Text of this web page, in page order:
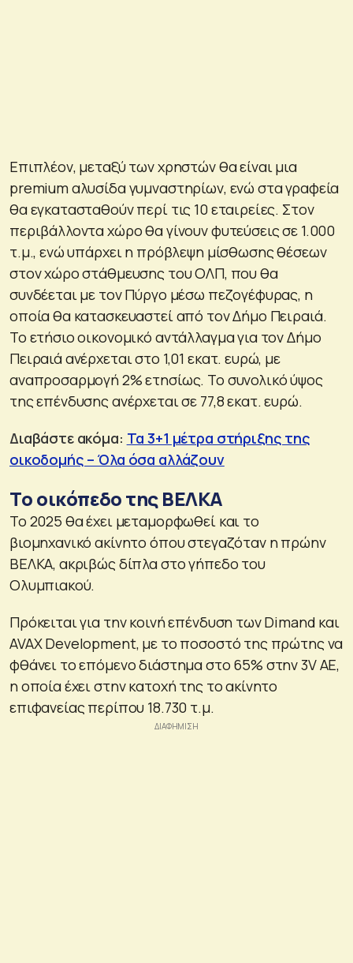
Επιπλέον, μεταξύ των χρηστών θα είναι μια
premium αλυσίδα γυμναστηρίων, ενώ στα γραφεία
θα εγκατασταθούν περί τις 10 εταιρείες. Στον
περιβάλλοντα χώρο θα γίνουν φυτεύσεις σε 1.000
τ.μ., ενώ υπάρχει η πρόβλεψη μίσθωσης θέσεων
στον χώρο στάθμευσης του OΛΠ, που θα
συνδέεται με τον Πύργο μέσω πεζογέφυρας, η
οποία θα κατασκευαστεί από τον Δήμο Πειραιά.
Το ετήσιο οικονομικό αντάλλαγμα για τον Δήμο
Πειραιά ανέρχεται στο 1,01 εκατ. ευρώ, με
αναπροσαρμογή 2% ετησίως. Το συνολικό ύψος
της επένδυσης ανέρχεται σε 77,8 εκατ. ευρώ.
Διαβάστε ακόμα: Τα 3+1 μέτρα στήριξης της
οικοδομής – Όλα όσα αλλάζουν
Tο οικόπεδο της ΒΕΛΚΑ
Το 2025 θα έχει μεταμορφωθεί και το
βιομηχανικό ακίνητο όπου στεγαζόταν η πρώην
ΒΕΛΚΑ, ακριβώς δίπλα στο γήπεδο του
Ολυμπιακού.
Πρόκειται για την κοινή επένδυση των Dimand και
AVAX Development, με το ποσοστό της πρώτης να
φθάνει το επόμενο διάστημα στο 65% στην 3V AE,
η οποία έχει στην κατοχή της το ακίνητο
επιφανείας περίπου 18.730 τ.μ.